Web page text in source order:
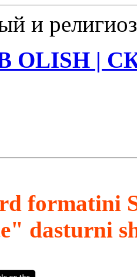
и
OLISH |
formatini
dasturni